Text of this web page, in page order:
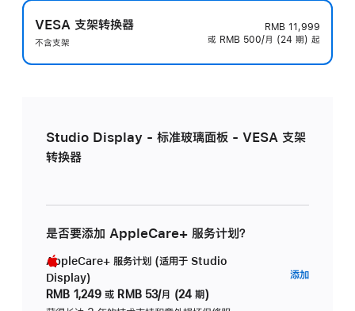
VESA 支架转换器
不含支架
RMB 11,999
或 RMB 500/月 (24 期) 起
Studio Display - 标准玻璃面板 - VESA 支架
转换器
是否要添加 AppleCare+ 服务计划？
AppleCare+ 服务计划 (适用于 Studio
Display)
RMB 1,249 或 RMB 53/月 (24 期)
添加